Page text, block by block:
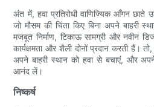
अंत में, हवा प्रतिरोधी वाणिज्यिक आँगन छाते
जो मौसम की चिंता किए बिना अपने बाहरी
मजबूत निर्माण, टिकाऊ सामग्री और नवीन
कार्यक्षमता और शैली दोनों प्रदान करती हैं।
अपने बाहरी स्थान को हवा से बचाएं, और
आनंद लें।
निष्कर्ष